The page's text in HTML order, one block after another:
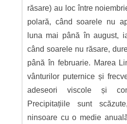
răsare) au loc între
polară, când soarele nu
luna mai până în august,
când soarele nu răsare,
până în februarie. Marea
vânturilor puternice și
adeseori viscole și
Precipitațiile sunt
ninsoare cu o medie